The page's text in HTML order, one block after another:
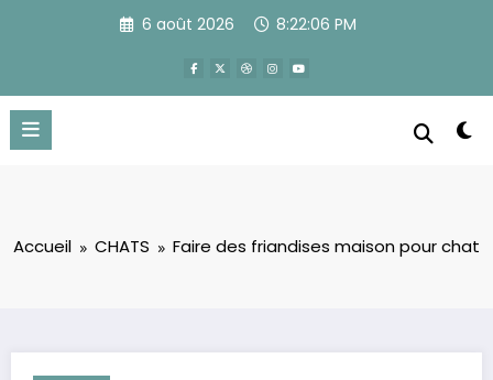
6 août 2026 8:22:07 PM
Accueil CHATS Faire des friandises maison pour chat